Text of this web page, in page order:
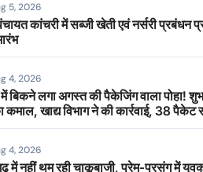
5, 2026
कांचरी में सब्जी खेती एवं नर्सरी प्रबंधन
4, 2026
बिकने लगा अगस्त की पैकेजिंग वाला पोहा!
कमाल, खाद्य विभाग ने की कार्रवाई, 38 पैकेट
4, 2026
में नहीं थम रही चाकूबाजी, प्रेम-प्रसंग में